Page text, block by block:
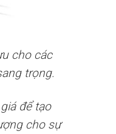
cho các
trọng.
để tạo
cho sự